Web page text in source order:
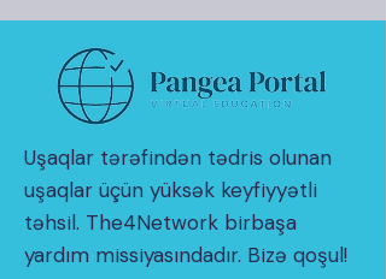
Uşaqlar tərəfindən tədris olunan
uşaqlar üçün yüksək keyfiyyətli
təhsil. The4Network birbaşa
yardım missiyasındadır. Bizə qoşul!